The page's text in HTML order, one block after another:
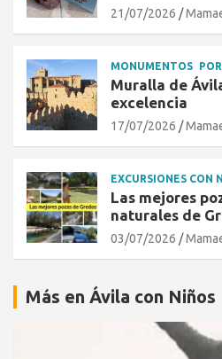
21/07/2026
MONUMENTOS
Muralla de
excelencia
17/07/2026
EXCURSIONES CON
Las mejores
naturales de
03/07/2026
Más en Ávila con Niños